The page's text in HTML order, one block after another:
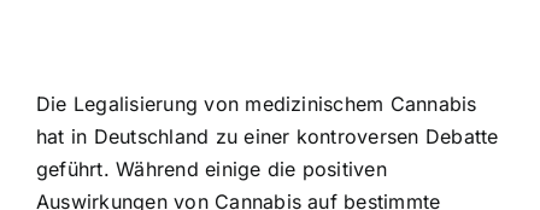
Die Legalisierung von medizinischem Cannabis
hat in Deutschland zu einer kontroversen Debatte
geführt. Während einige die positiven
Auswirkungen von Cannabis auf bestimmte